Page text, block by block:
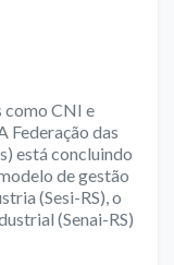
como CNI e
Federação das
está concluindo
de gestão
(Sesi-RS), o
(Senai-RS)